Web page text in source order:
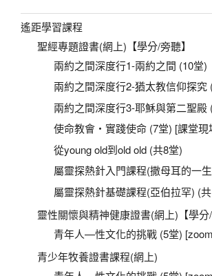
遙距學習課程
聖經專題證書(網上)【學分/旁聽】
兩約之間深度行1-兩約之間 (10堂)
兩約之間深度行2-猶太教信仰探究
兩約之間深度行3-耶穌與第二聖殿
使命教會‧實踐使命 (7堂) [課堂現
從young old到old old (共8堂)
屬靈探熱針入門課程(撒母耳的一
屬靈探熱針基礎課程(亞伯拉罕) (
靈性關懷與精神健康證書(網上)【學分/
青年人—性文化的挑戰 (5堂)
青少年牧養證書課程(網上)